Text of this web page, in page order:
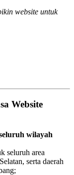
website untuk
Website
wilayah
seluruh area
serta daerah